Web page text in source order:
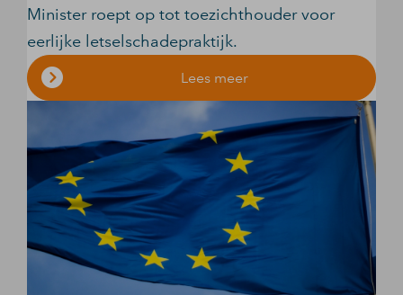
Minister roept op tot toezichthouder voor
eerlijke letselschadepraktijk.
Lees meer